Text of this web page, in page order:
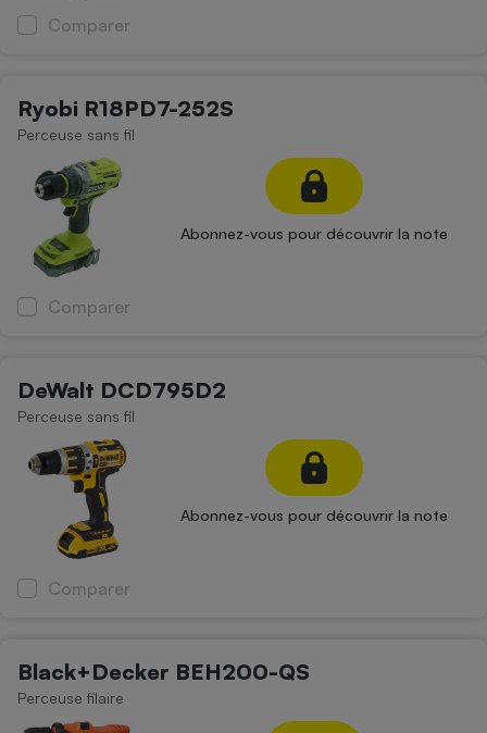
Comparer
Ryobi R18PD7-252S
Perceuse sans fil
Abonnez-vous pour découvrir la note
Comparer
DeWalt DCD795D2
Perceuse sans fil
Abonnez-vous pour découvrir la note
Comparer
Black+Decker BEH200-QS
Perceuse filaire